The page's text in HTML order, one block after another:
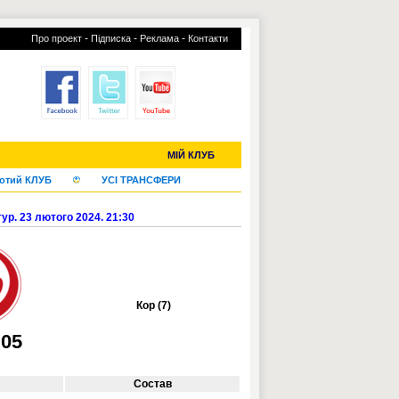
Про проект - Підписка - Реклама - Контакти
МІЙ КЛУБ
КЛУБ УСІ ТРАНСФЕРИ
23 лютого 2024. 21:30
Кор (7)
Состав